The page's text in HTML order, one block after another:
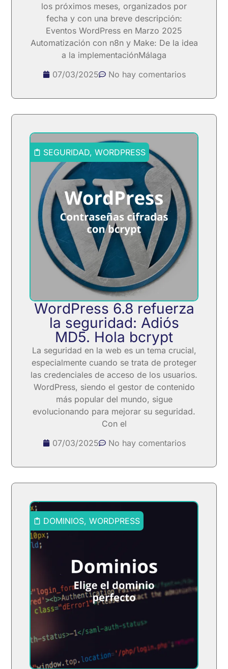
los próximos meses, organizados por
fecha y con una breve descripción:
Eventos WordPress en Marzo 2025
Automatización con n8n y Make: De la idea
a la implementaciónMálaga
07/03/2025
No hay comentarios
SEGURIDAD,WORDPRESS
WordPress 6.8 refuerza
la seguridad: Adiós
MD5. Hola bcrypt
La seguridad en la web es un tema crucial,
especialmente cuando se trata de proteger
las credenciales de acceso de los usuarios.
WordPress, siendo el gestor de contenido
más popular del mundo, sigue
evolucionando para mejorar su seguridad.
Con el
07/03/2025
No hay comentarios
DOMINIOS,WORDPRESS